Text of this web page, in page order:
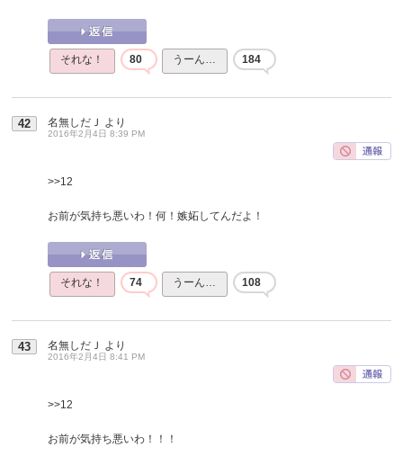
それな！ 80 うーん… 184
42 名無しだＪ より
2016年2月4日 8:39 PM
>>12
お前が気持ち悪いわ！何！嫉妬してんだよ！
それな！ 74 うーん… 108
43 名無しだＪ より
2016年2月4日 8:41 PM
>>12
お前が気持ち悪いわ！！！